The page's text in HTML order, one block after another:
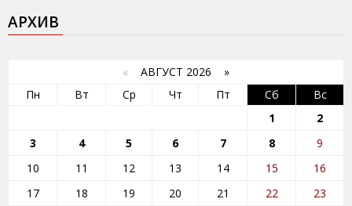
АРХИВ
« АВГУСТ 2026 »
Пн
Вт Ср Чт Пт Сб
Вс
1
2
3
4 5 6 7 8
9
10
11 12 13 14 15
16
17
18 19 20 21 22 23